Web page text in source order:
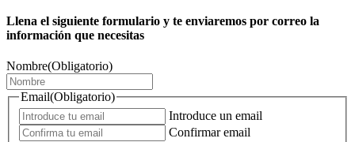
Llena el siguiente formulario y te enviaremos por correo la
información que necesitas
Nombre(Obligatorio)
Email(Obligatorio)
Introduce un email
Confirmar email